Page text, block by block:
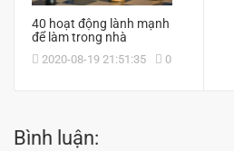
40 hoạt động lành mạnh
để làm trong nhà
2020-08-19 21:51:35 0
Bình luận: